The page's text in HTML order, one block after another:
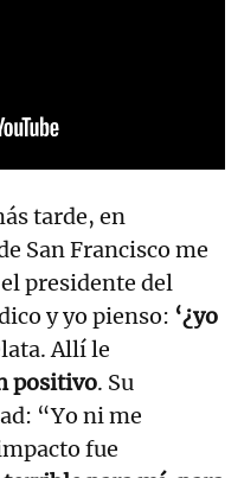
tarde, en
San Francisco me
presidente del
y yo pienso: ‘¿yo
Allí le
positivo. Su
“Yo ni me
fue